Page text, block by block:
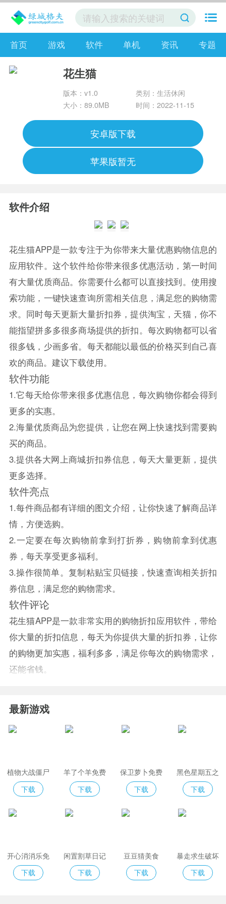
首页 游戏 软件 单机 资讯 专题
花生猫
版本：v1.0
类别：生活休闲
大小：89.0MB
时间：2022-11-15
安卓版下载
苹果版暂无
软件介绍
花生猫APP是一款专注于为你带来大量优惠购物信息的
应用软件。这个软件给你带来很多优惠活动，第一时间
有大量优质商品。你需要什么都可以直接找到。使用搜
索功能，一键快速查询所需相关信息，满足您的购物需
求。同时每天更新大量折扣券，提供淘宝，天猫，你不
能指望拼多多很多商场提供的折扣。每次购物都可以省
很多钱，少画多省。每天都能以最低的价格买到自己喜
欢的商品。建议下载使用。
软件功能
1.它每天给你带来很多优惠信息，每次购物你都会得到
更多的实惠。
2.海量优质商品为您提供，让您在网上快速找到需要购
买的商品。
3.提供各大网上商城折扣券信息，每天大量更新，提供
更多选择。
软件亮点
1.每件商品都有详细的图文介绍，让你快速了解商品详
情，方便选购。
2.一定要在每次购物前拿到打折券，购物前拿到优惠
券，每天享受更多福利。
3.操作很简单。复制粘贴宝贝链接，快速查询相关折扣
券信息，满足您的购物需求。
软件评论
花生猫APP是一款非常实用的购物折扣应用软件，带给
你大量的折扣信息，每天为你提供大量的折扣券，让你
的购物更加实惠，福利多多，满足你每次的购物需求，
还能省钱。
最新游戏
植物大战僵尸
2免费版
下载
羊了个羊免费
下载
保卫萝卜免费
版
下载
黑色星期五之
夜indiecross
下载
开心消消乐免
费版
下载
闲置割草日记
下载
豆豆猜美食
下载
暴走求生破坏
模拟器
下载